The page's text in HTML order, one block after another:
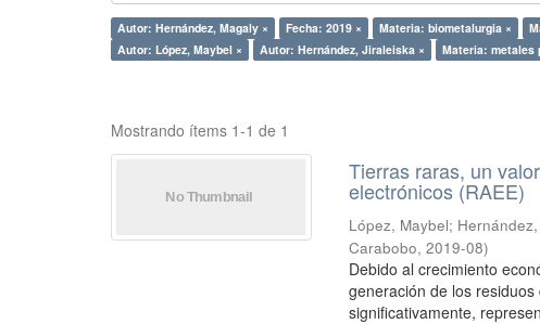
Autor: Hernández, Magaly × Fecha: 2019 × Materia: biometalurgia ×
Autor: López, Maybel ×
Autor: Hernández, Jiraleiska × Materia: metales
Mostrando ítems 1-1 de 1
Tierras raras, un
electrónicos (RAEE)
López, Maybel;
Carabobo,2019-08)
Debido al crecimiento
generación de los
significativamente,